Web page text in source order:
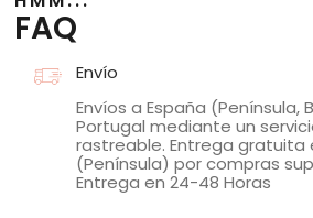
FAQ
Envío
Envíos a España (Península,
Portugal mediante un
rastreable. Entrega gratuita
(Península) por compras
Entrega en 24-48 Horas